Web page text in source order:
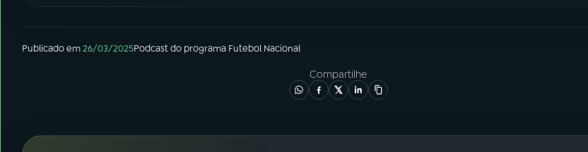
Publicado em26/03/2025Podcastdo programa Futebol Nacional
Compartilhe